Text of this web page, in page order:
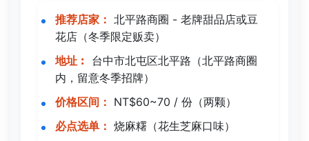
推荐店家： 北平路商圈 - 老牌甜品店或豆
花店（冬季限定贩卖）
地址︰ 台中市北屯区北平路（北平路商圈
内，留意冬季招牌）
价格区间： NT$60~70 / 份（两颗）
必点选单： 烧麻糬（花生芝麻口味）